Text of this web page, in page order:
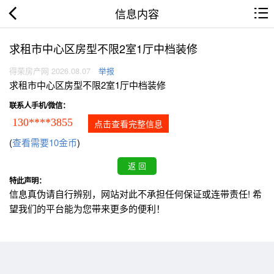
信息内容
求租市中心区房型不限2室1厅中档装修
得荣房产网 2026.08.07 举报
求租市中心区房型不限2室1厅中档装修
联系人手机/微信：
130****3855 点击查看完整信息
(查看需要10金币)
特此声明：
信息真伪请自行辨别，网站对此不承担任何保证或连带责任! 希
望我们的平台能为您带来更多的便利！